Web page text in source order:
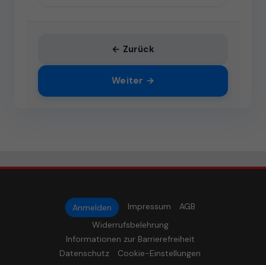
← Zurück
Weiter →
Anmelden Impressum
AGB
Widerrufsbelehrung
Informationen zur Barrierefreiheit
Datenschutz
Cookie-Einstellungen